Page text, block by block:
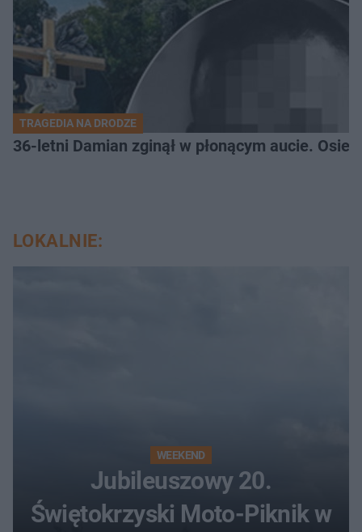
TRAGEDIA NA DRODZE
36-letni Damian zginął w płonącym aucie.
LOKALNIE:
WEEKEND
Jubileuszowy 20.
Świętokrzyski Moto-Piknik w